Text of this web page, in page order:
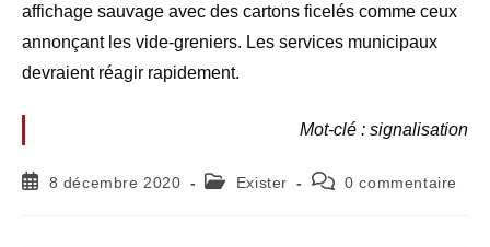
affichage sauvage avec des cartons ficelés comme ceux
annonçant les vide-greniers. Les services municipaux
devraient réagir rapidement.
Mot-clé : signalisation
8 décembre 2020 Exister 0 commentaire